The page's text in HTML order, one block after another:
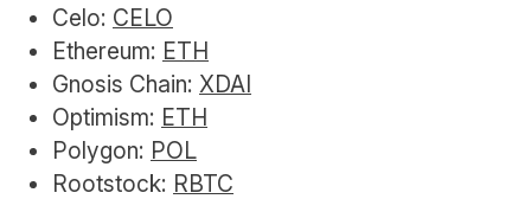
Celo: CELO
Ethereum: ETH
Gnosis Chain: XDAI
Optimism: ETH
Polygon: POL
Rootstock: RBTC